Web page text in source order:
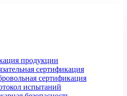
продукции
сертификация
сертификация
испытаний